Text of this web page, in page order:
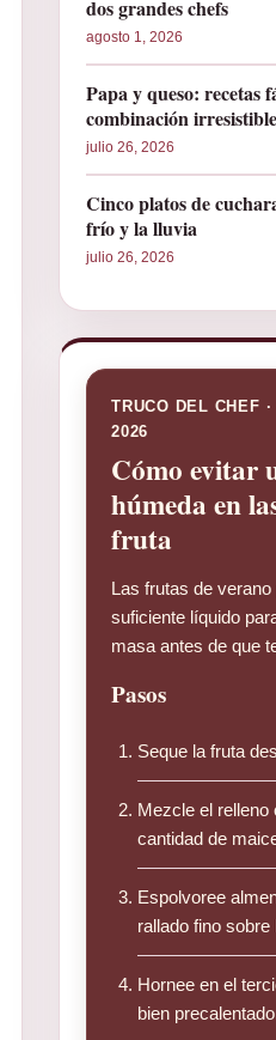
dos grandes chefs
agosto 1, 2026
Papa y queso: recetas
combinación irresistible
julio 26, 2026
Cinco platos de
frío y la lluvia
julio 26, 2026
TRUCO DEL CHEF
2026
Cómo evitar
húmeda en
fruta
Las frutas de
suficiente líquido
masa antes de que
Pasos
Seque la fruta
Mezcle el relleno
cantidad de
Espolvoree
rallado fino sobre
Hornee en el
bien